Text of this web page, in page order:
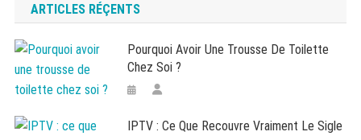
ARTICLES RÉÇENTS
Pourquoi Avoir Une Trousse De Toilette
Chez Soi ?
IPTV : Ce Que Recouvre Vraiment Le Sigle